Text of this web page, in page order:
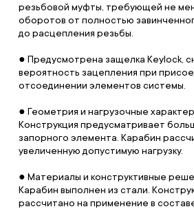
резьбовой муфты, требующей не
оборотов от полностью
до расцепления резьбы.
● Предусмотрена защелка Keylock,
вероятность зацепления при
отсоединении элементов системы.
● Геометрия и нагрузочные
Конструкция предусматривает
запорного элемента. Карабин
увеличенную допустимую нагрузку.
● Материалы и конструктивные
Карабин выполнен из стали.
рассчитано на применение в